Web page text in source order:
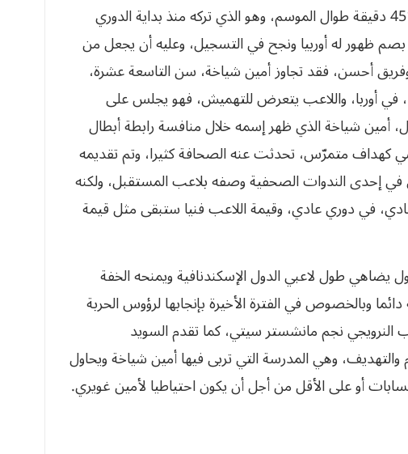
لم يمنح مدرب كوبنهاغن أمين شياخة سوى 451 دقيقة طوال الموسم، وهو الذي تركه منذ بداية الدوري
ظهور له أوربيا ونجح في التسجيل، وعليه أن يجعل من
أحسن، فقد تجاوز أمين شياخة، سن التاسعة عشرة،
أوربا، واللاعب يتعرض للتهميش، فهو يجلس على
أمين شياخة الذي ظهر إسمه خلال منافسة رابطة أبطال
الموسم الماضي كهداف متمرّس، تحدثت عنه الصحافة كثيرا، وتم تقديمه
في إحدى الندوات الصحفية وصفه بلاعب المستقبل، ولكنه
في دوري عادي، وقيمة اللاعب فنيا ستبقى مثل قيمة
متر و91 سنتم، وهو طول يضاهي طول لاعبي الدول الإسكندنافية ويمنحه الخفة
وبالخصوص في الفترة الأخيرة بإنجابها لرؤوس الحربة
النرويجي نجم مانشستر سيتي، كما تقدم السويد
والتهديف، وهي المدرسة التي تربى فيها أمين شياخة ويحاول
أو على الأقل من أجل أن يكون احتياطيا لأمين غويري.